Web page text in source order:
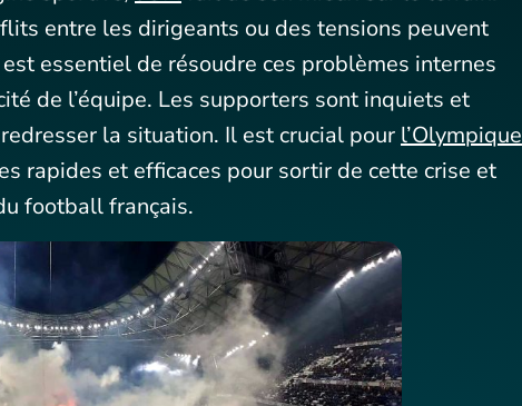
entre les dirigeants ou des tensions peuvent
essentiel de résoudre ces problèmes internes
de l’équipe. Les supporters sont inquiets et
la situation. Il est crucial pour l’Olympique
rapides et efficaces pour sortir de cette crise et
football français.